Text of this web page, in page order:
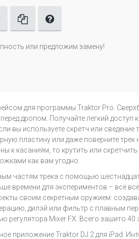
или предложим замену!
для программы Traktor Pro.
дропом. Получайте легкий доступ к
вы используете скретч или сведение
пластину или даже поверните трек
к касаниям, то крутить или скретчить
как вам угодно.
частям трека с помощью
времени для экспериментов – всё
своим секретным оружием:
дилэй или фильтр с плавным
регулятора Mixer FX. Всего зашито 40
приложение Traktor DJ 2 для iPad.